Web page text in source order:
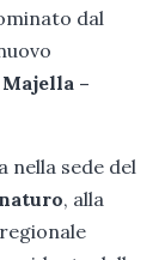
dal
–
nella sede del
, alla